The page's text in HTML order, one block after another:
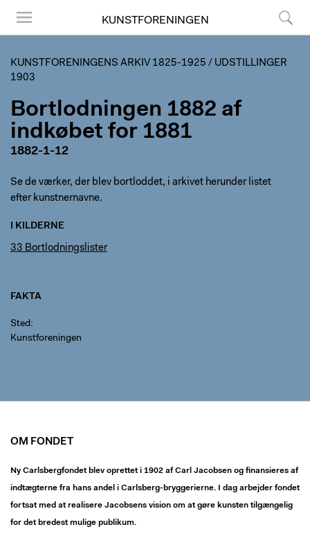
KUNSTFORENINGEN
KUNSTFORENINGENS ARKIV 1825-1925 / UDSTILLINGER
1903
Bortlodningen 1882 af
indkøbet for 1881
1882-1-12
Se de værker, der blev bortloddet, i arkivet herunder listet
efter kunstnernavne.
I KILDERNE
33 Bortlodningslister
FAKTA
Sted
Kunstforeningen
OM FONDET
Ny Carlsbergfondet blev oprettet i 1902 af Carl Jacobsen og finansieres af
indtægterne fra hans andel i Carlsberg-bryggerierne. I dag arbejder fondet
fortsat med at realisere Jacobsens vision om at gøre kunsten tilgængelig
for det bredest mulige publikum.